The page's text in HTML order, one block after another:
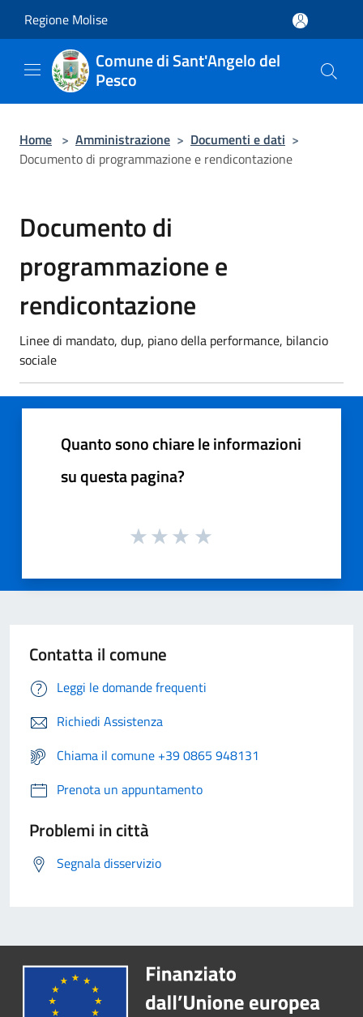
Regione Molise
Comune di Sant'Angelo del
Pesco
Home > Amministrazione > Documenti e dati >
Documento di programmazione e rendicontazione
Documento di
programmazione e
rendicontazione
Linee di mandato, dup, piano della performance, bilancio
sociale
Quanto sono chiare le informazioni
su questa pagina?
Contatta il comune
Leggi le domande frequenti
Richiedi Assistenza
Chiama il comune +39 0865 948131
Prenota un appuntamento
Problemi in città
Segnala disservizio